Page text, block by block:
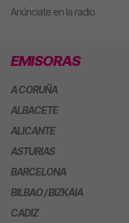
Anúnciate en la radio
EMISORAS
A CORUÑA
ALBACETE
ALICANTE
ASTURIAS
BARCELONA
BILBAO / BIZKAIA
CADIZ